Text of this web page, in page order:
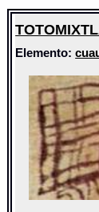
Elemento: